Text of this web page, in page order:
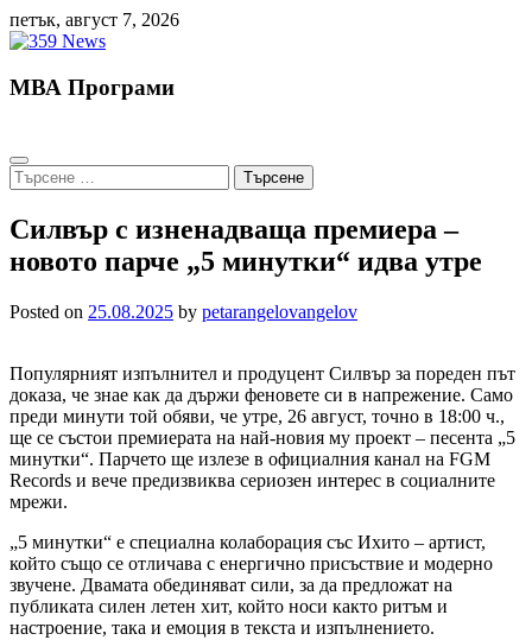
Skip
to
петък, август 7, 2026
МВА Програми
Търсене
за:
Силвър с изненадваща премиера –
новото парче „5 минутки“ идва утре
Posted on 25.08.2025 by petarangelovangelov
Популярният изпълнител и продуцент Силвър за пореден път
доказа, че знае как да държи феновете си в напрежение. Само
преди минути той обяви, че утре, 26 август, точно в 18:00 ч.,
ще се състои премиерата на най-новия му проект – песента „5
минутки“. Парчето ще излезе в официалния канал на FGM
Records и вече предизвиква сериозен интерес в социалните
мрежи.
„5 минутки“ е специална колаборация със Ихито – артист,
който също се отличава с енергично присъствие и модерно
звучене. Двамата обединяват сили, за да предложат на
публиката силен летен хит, който носи както ритъм и
настроение, така и емоция в текста и изпълнението.